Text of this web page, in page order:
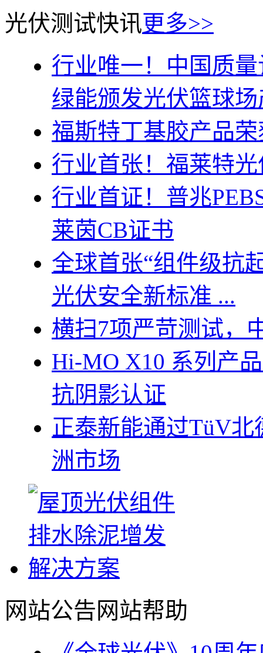
光伏测试快讯更多>>
行业唯一！中国质
绿能颁发光伏篮球
福斯特丁基胶产品
行业首张！福莱特
行业首证！普兆
莱茵CB证书
全球首张“组件级抗
光伏安全新标准 ...
横扫7项严苛测试，
Hi-MO X10 系列产
抗阴影认证
正泰新能通过TüV北
洲市场
网站公告网站帮助